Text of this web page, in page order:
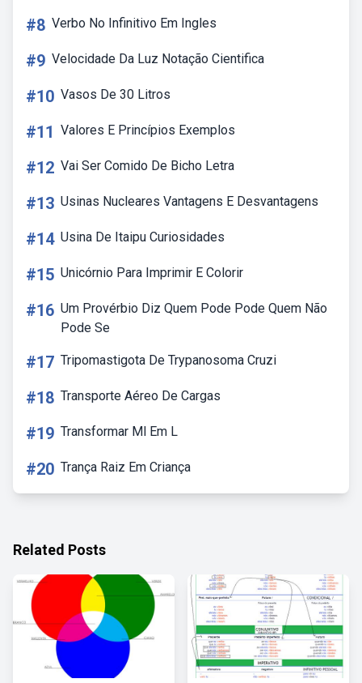
#8 Verbo No Infinitivo Em Ingles
#9 Velocidade Da Luz Notação Cientifica
#10 Vasos De 30 Litros
#11 Valores E Princípios Exemplos
#12 Vai Ser Comido De Bicho Letra
#13 Usinas Nucleares Vantagens E Desvantagens
#14 Usina De Itaipu Curiosidades
#15 Unicórnio Para Imprimir E Colorir
#16 Um Provérbio Diz Quem Pode Pode Quem Não
Pode Se
#17 Tripomastigota De Trypanosoma Cruzi
#18 Transporte Aéreo De Cargas
#19 Transformar Ml Em L
#20 Trança Raiz Em Criança
Related Posts